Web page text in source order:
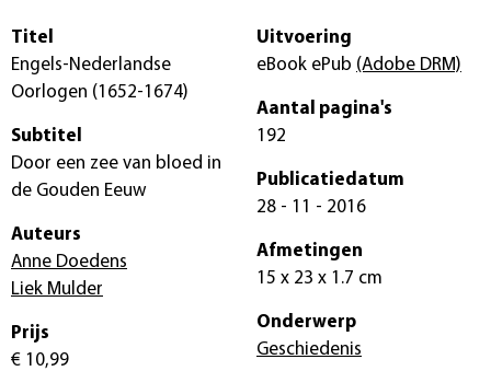
Titel
Engels-Nederlandse
Oorlogen (1652-1674)
Subtitel
Door een zee van bloed in
de Gouden Eeuw
Auteurs
Anne Doedens
Liek Mulder
Prijs
€ 10,99
Uitvoering
eBook ePub (Adobe DRM)
Aantal pagina's
192
Publicatiedatum
28 - 11 - 2016
Afmetingen
15 x 23 x 1.7 cm
Onderwerp
Geschiedenis